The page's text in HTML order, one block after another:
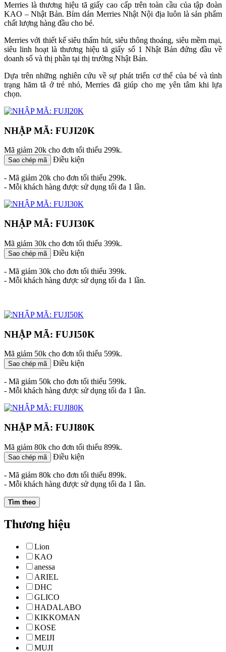
Merries là thương hiệu tã giấy cao cấp trên toàn cầu của tập đoàn
KAO – Nhật Bản. Bỉm dán Merries Nhật Nội địa luôn là sản phẩm
chất lượng hàng đầu cho bé.
Merries với thiết kế siêu thấm hút, siêu thông thoáng, siêu mềm mại,
siêu linh hoạt là thương hiệu tã giấy số 1 Nhật Bản đứng đầu về
doanh số và thị phần tại thị trường Nhật Bản.
Dựa trên những nghiên cứu về sự phát triển cơ thể của bé và tình
trạng hăm tã ở trẻ nhỏ, Merries đã giúp cho mẹ yên tâm khi lựa
chọn.
NHẬP MÃ: FUJI20K
Mã giảm 20k cho đơn tối thiểu 299k.
Sao chép mã Điều kiện
- Mã giảm 20k cho đơn tối thiểu 299k.
- Mỗi khách hàng được sử dụng tối đa 1 lần.
NHẬP MÃ: FUJI30K
Mã giảm 30k cho đơn tối thiểu 399k.
Sao chép mã Điều kiện
- Mã giảm 30k cho đơn tối thiểu 399k.
- Mỗi khách hàng được sử dụng tối đa 1 lần.
NHẬP MÃ: FUJI50K
Mã giảm 50k cho đơn tối thiểu 599k.
Sao chép mã Điều kiện
- Mã giảm 50k cho đơn tối thiểu 599k.
- Mỗi khách hàng được sử dụng tối đa 1 lần.
NHẬP MÃ: FUJI80K
Mã giảm 80k cho đơn tối thiểu 899k.
Sao chép mã Điều kiện
- Mã giảm 80k cho đơn tối thiểu 899k.
- Mỗi khách hàng được sử dụng tối đa 1 lần.
Tìm theo
Thương hiệu
Lion
KAO
anessa
ARIEL
DHC
GLICO
HADALABO
KIKKOMAN
KOSE
MEIJI
MUJI